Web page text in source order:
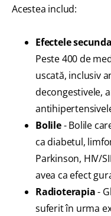
Acestea includ:
Efectele
Peste 400 de
uscată, inclusiv
decongestivele,
Bolile- Bolile
ca diabetul,
Parkinson, HIV/
avea ca efect
Radioterapia-
suferit în urma